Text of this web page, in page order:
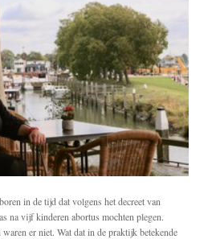
in de tijd dat volgens het decreet van
na vijf kinderen abortus mochten plegen.
er niet. Wat dat in de praktijk betekende